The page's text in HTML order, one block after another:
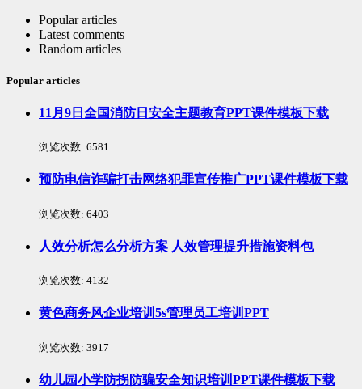
Popular articles
Latest comments
Random articles
Popular articles
11月9日全国消防日安全主题教育PPT课件模板下载
浏览次数: 6581
预防电信诈骗打击网络犯罪宣传推广PPT课件模板下载
浏览次数: 6403
人效分析怎么分析方案 人效管理提升措施资料包
浏览次数: 4132
黄色商务风企业培训5s管理员工培训PPT
浏览次数: 3917
幼儿园小学防拐防骗安全知识培训PPT课件模板下载